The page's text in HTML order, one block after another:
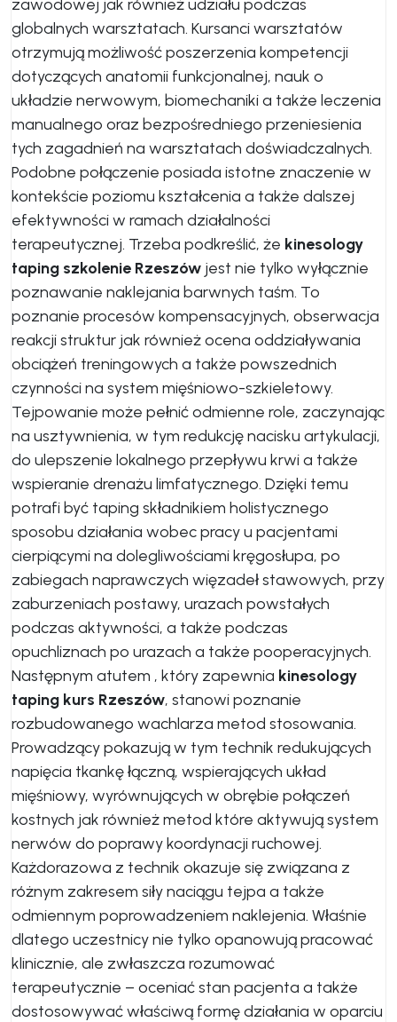
zawodowej jak również udziału podczas
globalnych warsztatach. Kursanci warsztatów
otrzymują możliwość poszerzenia kompetencji
dotyczących anatomii funkcjonalnej, nauk o
układzie nerwowym, biomechaniki a także leczenia
manualnego oraz bezpośredniego przeniesienia
tych zagadnień na warsztatach doświadczalnych.
Podobne połączenie posiada istotne znaczenie w
kontekście poziomu kształcenia a także dalszej
efektywności w ramach działalności
terapeutycznej. Trzeba podkreślić, że kinesology
taping szkolenie Rzeszów jest nie tylko wyłącznie
poznawanie naklejania barwnych taśm. To
poznanie procesów kompensacyjnych, obserwacja
reakcji struktur jak również ocena oddziaływania
obciążeń treningowych a także powszednich
czynności na system mięśniowo-szkieletowy.
Tejpowanie może pełnić odmienne role, zaczynając
na usztywnienia, w tym redukcję nacisku artykulacji,
do ulepszenie lokalnego przepływu krwi a także
wspieranie drenażu limfatycznego. Dzięki temu
potrafi być taping składnikiem holistycznego
sposobu działania wobec pracy u pacjentami
cierpiącymi na dolegliwościami kręgosłupa, po
zabiegach naprawczych więzadeł stawowych, przy
zaburzeniach postawy, urazach powstałych
podczas aktywności, a także podczas
opuchliznach po urazach a także pooperacyjnych.
Następnym atutem , który zapewnia kinesology
taping kurs Rzeszów, stanowi poznanie
rozbudowanego wachlarza metod stosowania.
Prowadzący pokazują w tym technik redukujących
napięcia tkankę łączną, wspierających układ
mięśniowy, wyrównujących w obrębie połączeń
kostnych jak również metod które aktywują system
nerwów do poprawy koordynacji ruchowej.
Każdorazowa z technik okazuje się związana z
różnym zakresem siły naciągu tejpa a także
odmiennym poprowadzeniem naklejenia. Właśnie
dlatego uczestnicy nie tylko opanowują pracować
klinicznie, ale zwłaszcza rozumować
terapeutycznie – oceniać stan pacjenta a także
dostosowywać właściwą formę działania w oparciu